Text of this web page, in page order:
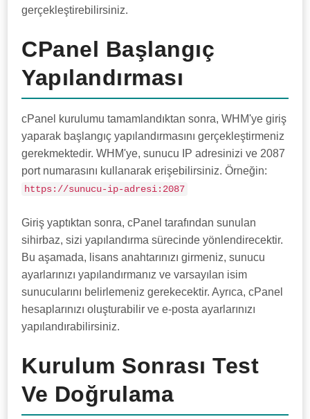
gerçekleştirebilirsiniz.
CPanel Başlangıç
Yapılandırması
cPanel kurulumu tamamlandıktan sonra, WHM'ye giriş
yaparak başlangıç yapılandırmasını gerçekleştirmeniz
gerekmektedir. WHM'ye, sunucu IP adresinizi ve 2087
port numarasını kullanarak erişebilirsiniz. Örneğin:
https://sunucu-ip-adresi:2087
Giriş yaptıktan sonra, cPanel tarafından sunulan
sihirbaz, sizi yapılandırma sürecinde yönlendirecektir.
Bu aşamada, lisans anahtarınızı girmeniz, sunucu
ayarlarınızı yapılandırmanız ve varsayılan isim
sunucularını belirlemeniz gerekecektir. Ayrıca, cPanel
hesaplarınızı oluşturabilir ve e-posta ayarlarınızı
yapılandırabilirsiniz.
Kurulum Sonrası Test
Ve Doğrulama